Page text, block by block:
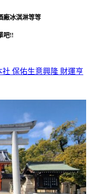
廠冰淇淋等等
吧!!
保佑生意興隆 財運亨